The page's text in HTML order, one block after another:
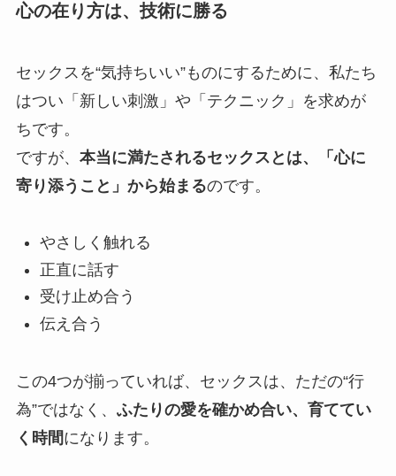
心の在り方は、技術に勝る
セックスを“気持ちいい”ものにするために、私たち
はつい「新しい刺激」や「テクニック」を求めが
ちです。
ですが、 本当に満たされるセックスとは、「心に
寄り添うこと」から始まるのです。
やさしく触れる
正直に話す
受け止め合う
伝え合う
この4つが揃っていれば、セックスは、ただの“行
為”ではなく、 ふたりの愛を確かめ合い、育ててい
く時間になります。